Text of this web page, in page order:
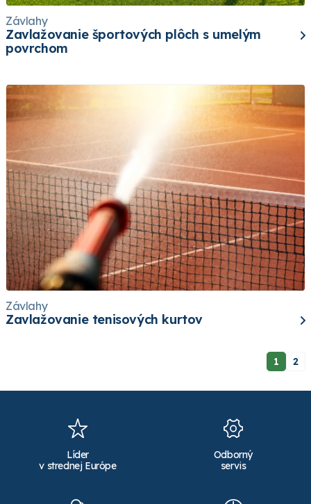
Závlahy
Zavlažovanie športových plôch s umelým
povrchom
Závlahy
Zavlažovanie tenisových kurtov
1 2
Líder
v strednej Európe
Odborný
servis